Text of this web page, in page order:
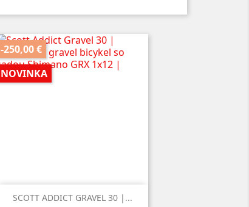
-250,00 €
NOVINKA
Rýchly náhľad
SCOTT ADDICT GRAVEL 30 |...